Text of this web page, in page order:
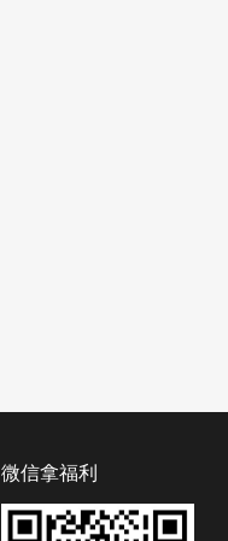
微信拿福利